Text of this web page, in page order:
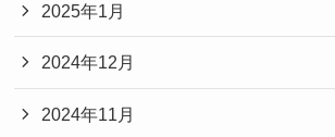
2025年1月
2024年12月
2024年11月